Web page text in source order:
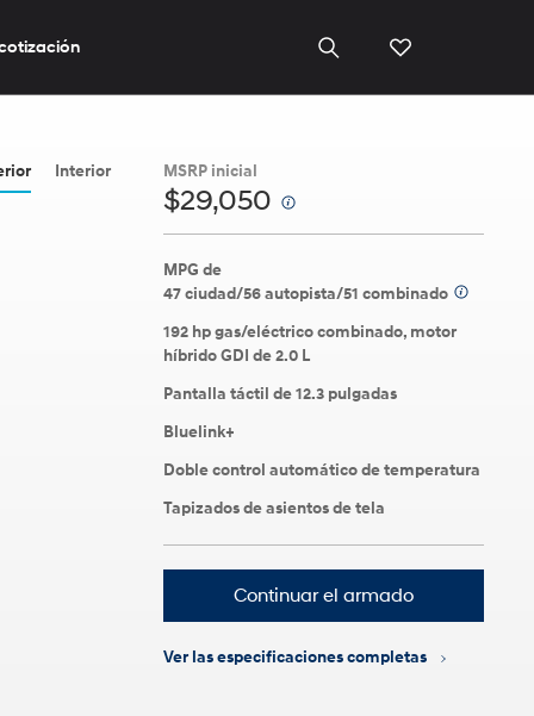
Interior MSRP inicial
$29,050
MPG de
47 ciudad/56 autopista/51 combinado
192 hp gas/eléctrico combinado, motor
híbrido GDI de 2.0 L
Pantalla táctil de 12.3 pulgadas
Bluelink+
Doble control automático de temperatura
Tapizados de asientos de tela
Continuar el armado
Ver las especificaciones completas